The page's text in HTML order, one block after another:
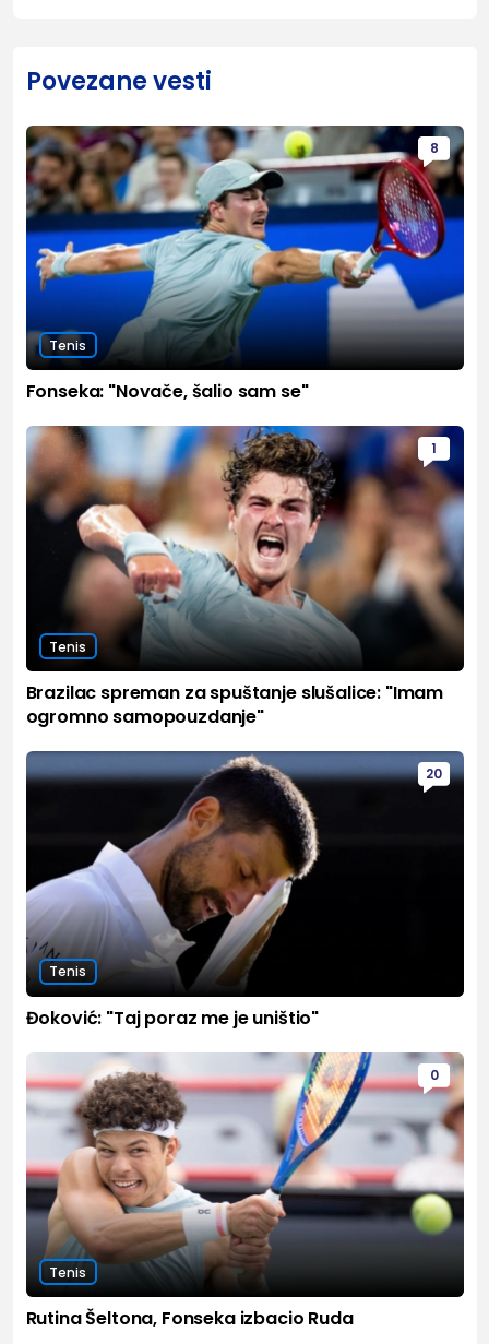
Povezane vesti
8
Tenis
Fonseka: "Novače, šalio sam se"
1
Tenis
Brazilac spreman za spuštanje slušalice: "Imam
ogromno samopouzdanje"
20
Tenis
Đoković: "Taj poraz me je uništio"
0
Tenis
Rutina Šeltona, Fonseka izbacio Ruda